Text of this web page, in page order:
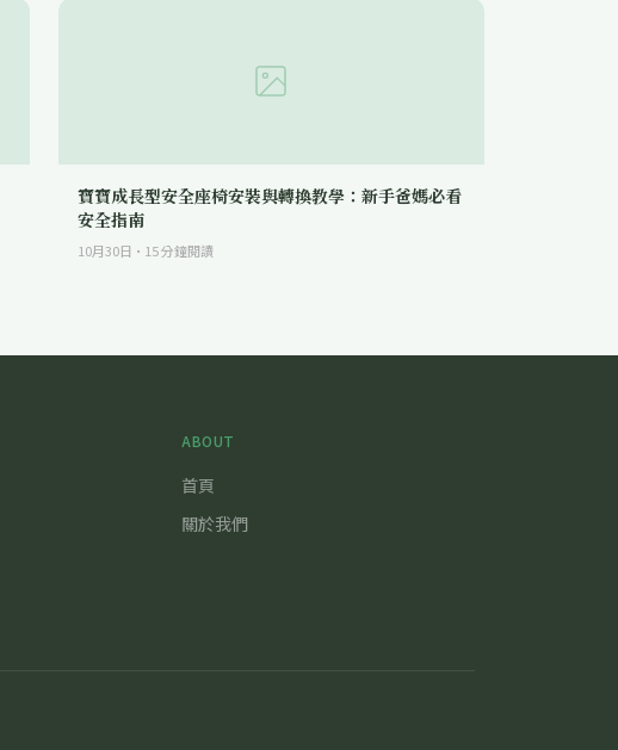
寶寶成長型安全座椅安裝與轉換教學：新手爸媽必看
安全指南
10月30日 · 15分鐘閱讀
ABOUT
首頁
關於我們